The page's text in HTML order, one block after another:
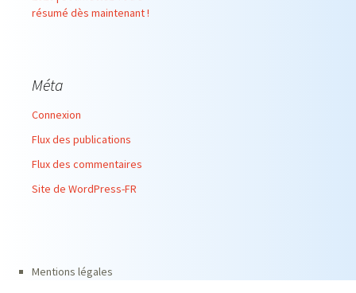
résumé dès maintenant !
Méta
Connexion
Flux des publications
Flux des commentaires
Site de WordPress-FR
Mentions légales